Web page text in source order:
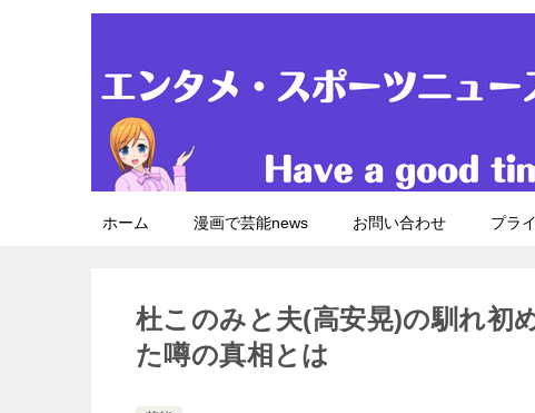
ホーム 漫画で芸能news お問い合わせ プラ
杜このみと夫(高安晃)の馴れ初
た噂の真相とは